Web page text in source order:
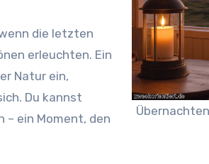
die letzten
erleuchten. Ein
Natur ein,
Du kannst
– ein Moment, den